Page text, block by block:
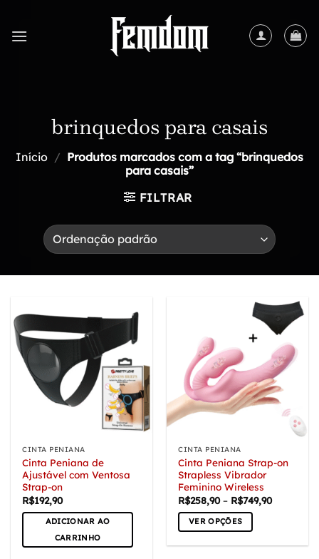
content
brinquedos para casais
Início / Produtos marcados com a tag “brinquedos
para casais”
FILTRAR
CINTA PENIANA
Cinta Peniana de
Ajustável com Ventosa
Strap-on
R$192,90
ADICIONAR AO
CARRINHO
CINTA PENIANA
Cinta Peniana Strap-on
Strapless Vibrador
Feminino Wireless
R$258,90 – R$749,90Faixa
R$749,90
VER OPÇÕES